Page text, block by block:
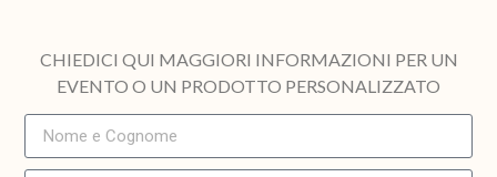
CHIEDICI QUI MAGGIORI INFORMAZIONI PER UN
EVENTO O UN PRODOTTO PERSONALIZZATO